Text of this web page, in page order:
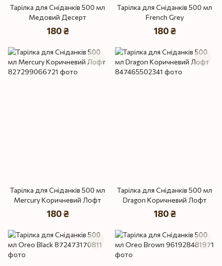
Тарілка для Сніданків 500 мл
Медовий Десерт
180 ₴
Тарілка для Сніданків 500 мл
French Grey
180 ₴
Тарілка для Сніданків 500 мл
Mercury Коричневий Лофт
180 ₴
Тарілка для Сніданків 500 мл
Dragon Коричневий Лофт
180 ₴